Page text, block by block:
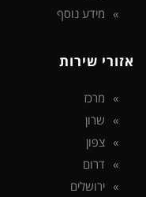
מידע נוסף
אזורי שירות
מרכז
שרון
צפון
דרום
ירושלים